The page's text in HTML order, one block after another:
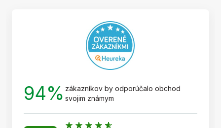
94% zákazníkov by odporúčalo obchod
svojim známym